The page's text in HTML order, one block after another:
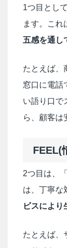
1つ目として
ます。これ
五感を通し
たとえば、
窓口に電話
い語り口で
ら、顧客は
FEEL(
2つ目は、「
は、丁寧な
ビスにより
たとえば、